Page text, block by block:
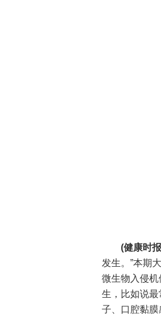
(健康时
发生。”本期
微生物入侵
生，比如说
子、口腔黏膜